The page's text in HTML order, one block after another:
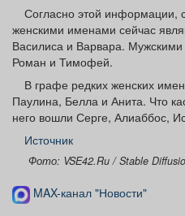
Я -
Согласно этой
женскими именами сейчас
Василиса и Варвара.
Роман и Тимофей.
В графе редких женских
Паулина, Белла и Анита. Что
него вошли Серге, Алиаббос,
Источник
Фото: VSE42.Ru / Stable
MAX-канал "Новости"